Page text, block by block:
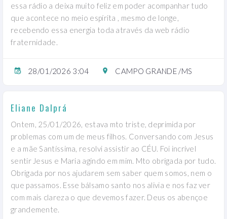
essa rádio a deixa muito feliz em poder acompanhar tudo
que acontece no meio espírita , mesmo de longe,
recebendo essa energia toda através da web rádio
fraternidade.
28/01/2026 3:04 CAMPO GRANDE /MS
Eliane Dalprá
Ontem, 25/01/2026, estava mto triste, deprimida por
problemas com um de meus filhos. Conversando com Jesus
e a mãe Santíssima, resolvi assistir ao CÉU. Foi incrível
sentir Jesus e Maria agindo em mim. Mto obrigada por tudo.
Obrigada por nos ajudarem sem saber quem somos, nem o
que passamos. Esse bálsamo santo nos alivia e nos faz ver
com mais clareza o que devemos fazer. Deus os abençoe
grandemente.